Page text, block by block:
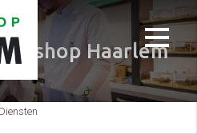
Haarlem
Diensten